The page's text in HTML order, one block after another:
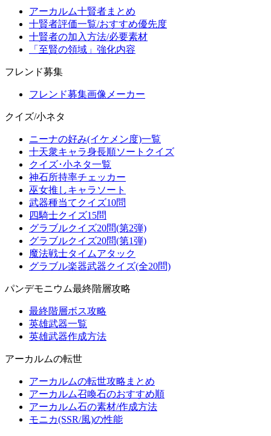
アーカルム十賢者まとめ
十賢者評価一覧/おすすめ優先度
十賢者の加入方法/必要素材
「至賢の領域」強化内容
フレンド募集
フレンド募集画像メーカー
クイズ/小ネタ
ニーナの好み(イケメン度)一覧
十天衆キャラ身長順ソートクイズ
クイズ･小ネタ一覧
神石所持率チェッカー
巫女推しキャラソート
武器種当てクイズ10問
四騎士クイズ15問
グラブルクイズ20問(第2弾)
グラブルクイズ20問(第1弾)
魔法戦士タイムアタック
グラブル楽器武器クイズ(全20問)
パンデモニウム最終階層攻略
最終階層ボス攻略
英雄武器一覧
英雄武器作成方法
アーカルムの転世
アーカルムの転世攻略まとめ
アーカルム召喚石のおすすめ順
アーカルム石の素材/作成方法
モニカ(SSR/風)の性能